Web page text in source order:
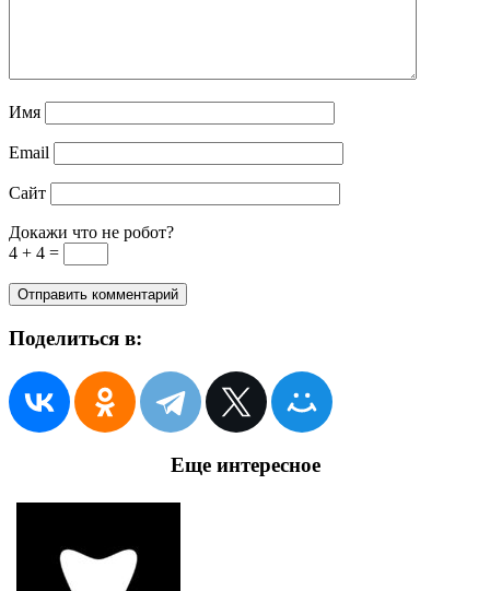
Имя
Email
Сайт
Докажи что не робот?
4 + 4 =
Поделиться в:
Еще интересное